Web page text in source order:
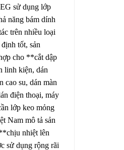
sử dụng lớp
năng bám dính
trên nhiều loại
tốt, sản
cho **cắt dập
linh kiện, dán
cao su, dán màn
điện thoại, máy
lớp keo mỏng
Nam mô tả sản
nhiệt lên
sử dụng rộng rãi